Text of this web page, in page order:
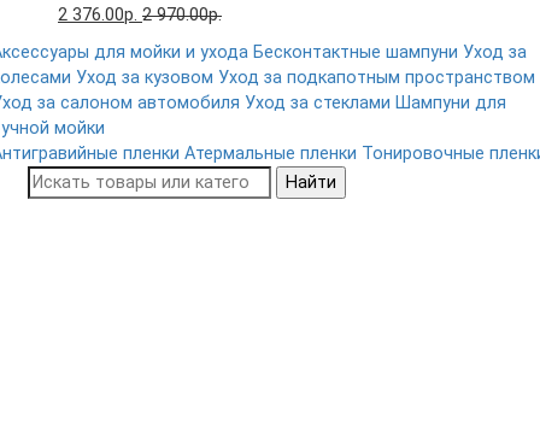
2 376.00р. 2 970.00р.
для мойки и ухода Бесконтактные шампуни Уход за
Уход за кузовом Уход за подкапотным пространством
за салоном автомобиля Уход за стеклами Шампуни для
мойки
пленки Атермальные пленки Тонировочные
Найти